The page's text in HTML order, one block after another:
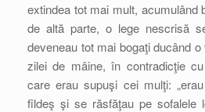
extindea tot mai mult, acumulând
de altă parte, o lege nescrisă
deveneau tot mai bogaţi ducând
zilei de mâine, în contradicţie
care erau supuşi cei mulţi:
fildeş şi se răsfăţau pe sofalele